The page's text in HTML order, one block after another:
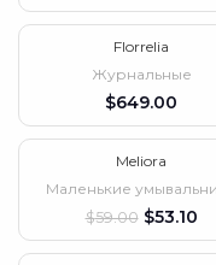
ВЫБРАННЫЙ
Florrelia
Журнальные
$
Meliora
Маленькие
$59.00 $53.10